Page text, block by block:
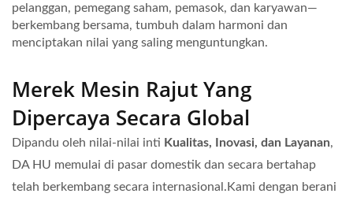
pelanggan, pemegang saham, pemasok, dan karyawan—
berkembang bersama, tumbuh dalam harmoni dan
menciptakan nilai yang saling menguntungkan.
Merek Mesin Rajut Yang
Dipercaya Secara Global
Dipandu oleh nilai-nilai inti Kualitas, Inovasi, dan Layanan,
DA HU memulai di pasar domestik dan secara bertahap
telah berkembang secara internasional.Kami dengan berani